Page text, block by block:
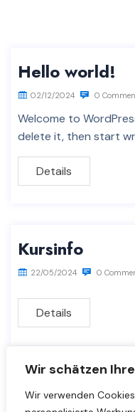
Wir schätzen
Wir verwenden
Hello world!
02/12/2024 0
Welcome to
delete it, then start
Details
Kursinfo
22/05/2024 0
Details